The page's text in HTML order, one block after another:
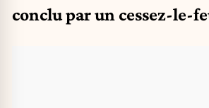
conclu par un cessez-le-